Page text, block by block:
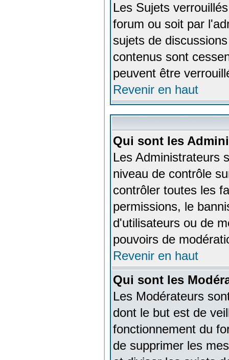
Les Sujets
forum ou soit par
sujets de
contenus sont
peuvent être
Revenir en haut
Qui sont les
Les Administrateurs
niveau de contrôle
contrôler toutes les
permissions, le
d'utilisateurs ou de
pouvoirs de
Revenir en haut
Qui sont les
Les Modérateurs
dont le but est de
fonctionnement du
de supprimer les